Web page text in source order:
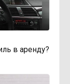
в аренду?